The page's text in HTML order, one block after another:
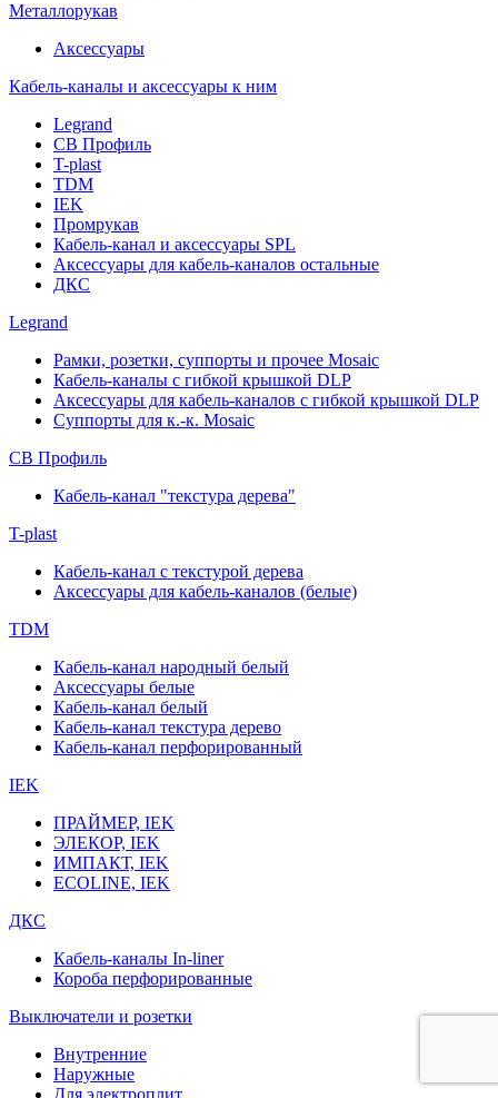
Металлорукав
Аксессуары
Кабель-каналы и аксессуары к ним
Legrand
СВ Профиль
T-plast
TDM
IEK
Промрукав
Кабель-канал и аксессуары SPL
Аксессуары для кабель-каналов остальные
ДКС
Legrand
Рамки, розетки, суппорты и прочее Mosaic
Кабель-каналы с гибкой крышкой DLP
Аксессуары для кабель-каналов с гибкой крышкой DLP
Суппорты для к.-к. Mosaic
СВ Профиль
Кабель-канал "текстура дерева"
T-plast
Кабель-канал с текстурой дерева
Аксессуары для кабель-каналов (белые)
TDM
Кабель-канал народный белый
Аксессуары белые
Кабель-канал белый
Кабель-канал текстура дерево
Кабель-канал перфорированный
IEK
ПРАЙМЕР, IEK
ЭЛЕКОР, IEK
ИМПАКТ, IEK
ECOLINE, IEK
ДКС
Кабель-каналы In-liner
Короба перфорированные
Выключатели и розетки
Внутренние
Наружные
Для электроплит